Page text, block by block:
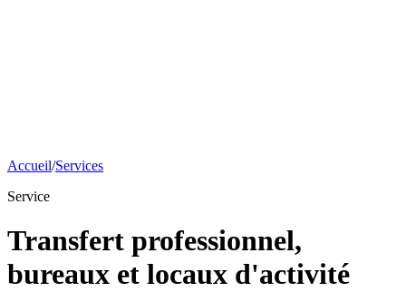
Accueil/Services
Service
Transfert professionnel,
bureaux et locaux d'activité